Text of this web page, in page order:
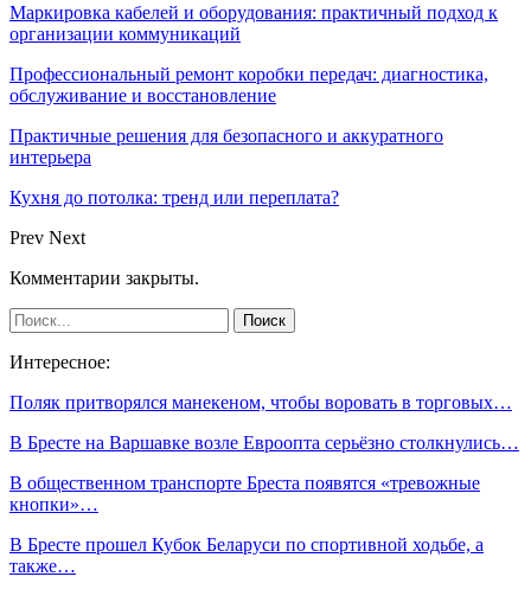
Маркировка кабелей и оборудования: практичный подход к
организации коммуникаций
Профессиональный ремонт коробки передач: диагностика,
обслуживание и восстановление
Практичные решения для безопасного и аккуратного
интерьера
Кухня до потолка: тренд или переплата?
Prev Next
Комментарии закрыты.
Интересное:
Поляк притворялся манекеном, чтобы воровать в торговых…
В Бресте на Варшавке возле Евроопта серьёзно столкнулись…
В общественном транспорте Бреста появятся «тревожные
кнопки»…
В Бресте прошел Кубок Беларуси по спортивной ходьбе, а
также…